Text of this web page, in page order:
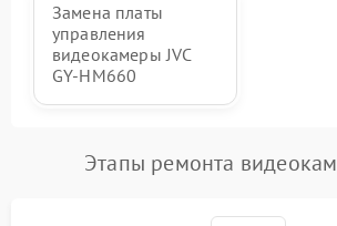
Замена платы
управления
видеокамеры JVC
GY-HM660
Этапы ремонта